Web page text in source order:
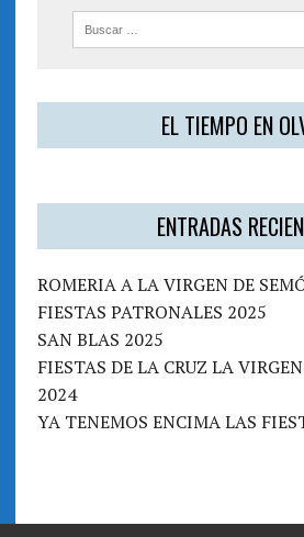
EL TIEMPO EN
ENTRADAS
ROMERIA A LA VIRGEN DE
FIESTAS PATRONALES 2025
SAN BLAS 2025
FIESTAS DE LA CRUZ LA
2024
YA TENEMOS ENCIMA LAS